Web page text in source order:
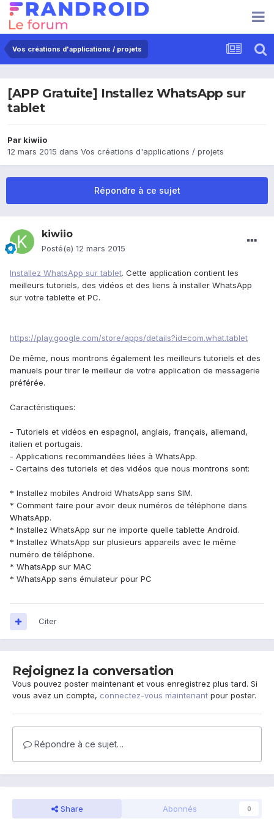
Vos créations d'applications / projets
[APP Gratuite] Installez WhatsApp sur
tablet
Par kiwiio
12 mars 2015 dans Vos créations d'applications / projets
Répondre à ce sujet
kiwiio
Posté(e) 12 mars 2015
Installez WhatsApp sur tablet. Cette application contient les
meilleurs tutoriels, des vidéos et des liens à installer WhatsApp
sur votre tablette et PC.
https://play.google.com/store/apps/details?id=com.what.tablet
De même, nous montrons également les meilleurs tutoriels et des
manuels pour tirer le meilleur de votre application de messagerie
préférée.
Caractéristiques:
- Tutoriels et vidéos en espagnol, anglais, français, allemand,
italien et portugais.
- Applications recommandées liées à WhatsApp.
- Certains des tutoriels et des vidéos que nous montrons sont:
* Installez mobiles Android WhatsApp sans SIM.
* Comment faire pour avoir deux numéros de téléphone dans
WhatsApp.
* Installez WhatsApp sur ne importe quelle tablette Android.
* Installez WhatsApp sur plusieurs appareils avec le même
numéro de téléphone.
* WhatsApp sur MAC
* WhatsApp sans émulateur pour PC
Citer
Rejoignez la conversation
Vous pouvez poster maintenant et vous enregistrez plus tard. Si
vous avez un compte, connectez-vous maintenant pour poster.
Répondre à ce sujet…
Share Abonnés 0